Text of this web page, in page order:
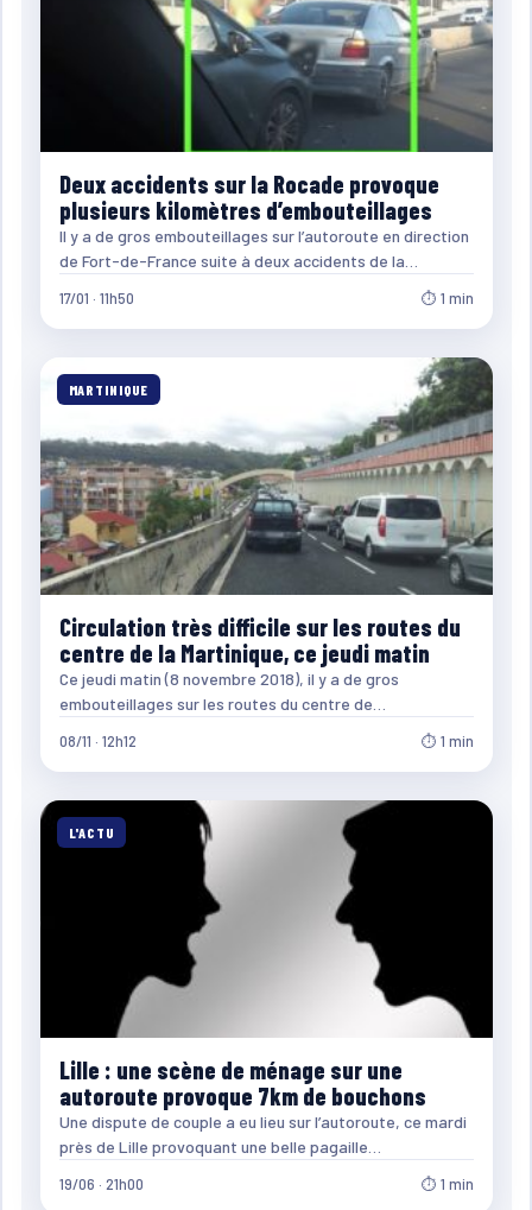
Deux accidents sur la Rocade provoque
plusieurs kilomètres d’embouteillages
Il y a de gros embouteillages sur l’autoroute en direction
de Fort-de-France suite à deux accidents de la…
17/01 · 11h50 ⏱ 1 min
MARTINIQUE
Circulation très difficile sur les routes du
centre de la Martinique, ce jeudi matin
Ce jeudi matin (8 novembre 2018), il y a de gros
embouteillages sur les routes du centre de…
08/11 · 12h12 ⏱ 1 min
L'ACTU
Lille : une scène de ménage sur une
autoroute provoque 7km de bouchons
Une dispute de couple a eu lieu sur l’autoroute, ce mardi
près de Lille provoquant une belle pagaille…
19/06 · 21h00 ⏱ 1 min